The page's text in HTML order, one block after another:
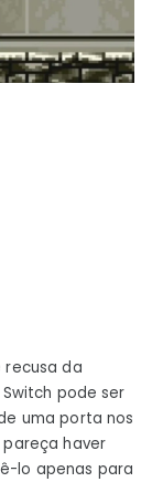
recusa da
pode ser
uma porta nos
pareça haver
lo apenas para